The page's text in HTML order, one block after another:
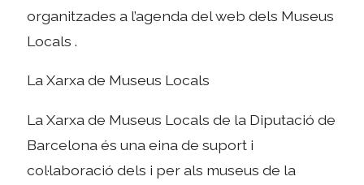
organitzades a l’agenda del web dels Museus
Locals .
La Xarxa de Museus Locals
La Xarxa de Museus Locals de la Diputació de
Barcelona és una eina de suport i
col·laboració dels i per als museus de la